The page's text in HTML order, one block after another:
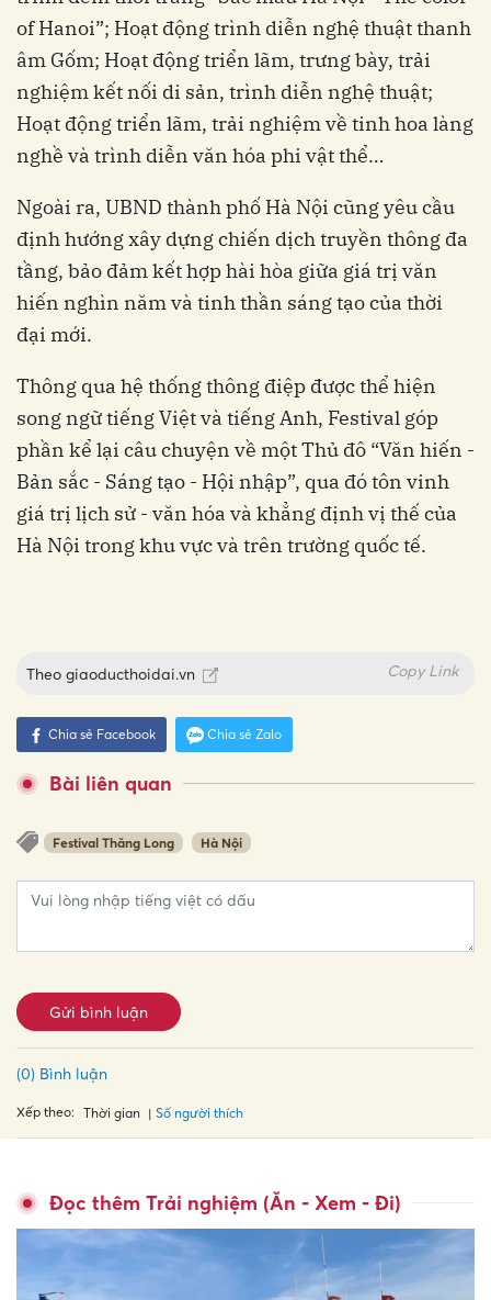
of Hanoi”; Hoạt động trình diễn nghệ thuật thanh
âm Gốm; Hoạt động triển lãm, trưng bày, trải
nghiệm kết nối di sản, trình diễn nghệ thuật;
Hoạt động triển lãm, trải nghiệm về tinh hoa làng
nghề và trình diễn văn hóa phi vật thể…
Ngoài ra, UBND thành phố Hà Nội cũng yêu cầu
định hướng xây dựng chiến dịch truyền thông đa
tầng, bảo đảm kết hợp hài hòa giữa giá trị văn
hiến nghìn năm và tinh thần sáng tạo của thời
đại mới.
Thông qua hệ thống thông điệp được thể hiện
song ngữ tiếng Việt và tiếng Anh, Festival góp
phần kể lại câu chuyện về một Thủ đô “Văn hiến -
Bản sắc - Sáng tạo - Hội nhập”, qua đó tôn vinh
giá trị lịch sử - văn hóa và khẳng định vị thế của
Hà Nội trong khu vực và trên trường quốc tế.
Theo giaoducthoidai.vn Copy Link
Chia sẻ Facebook Chia sẻ Zalo
Bài liên quan
Festival Thăng Long Hà Nội
Gửi bình luận
(0) Bình luận
Xếp theo: Thời gian Số người thích
Đọc thêm Trải nghiệm (Ăn - Xem - Đi)